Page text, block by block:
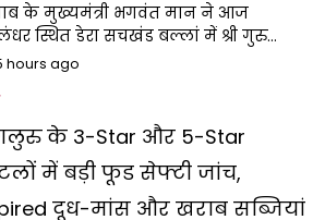
के मुख्यमंत्री भगवंत मान ने आज
स्थित डेरा सचखंड बल्लां में श्री गुरु…
hours ago
के 3-Star और 5-Star
में बड़ी फूड सेफ्टी जांच,
दूध-मांस और खराब सब्जियां